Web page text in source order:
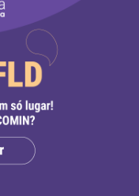
(no primeiro
Lucas
Cat. Remi Klein,